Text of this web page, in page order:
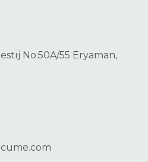
No:50A/55 Eryaman,